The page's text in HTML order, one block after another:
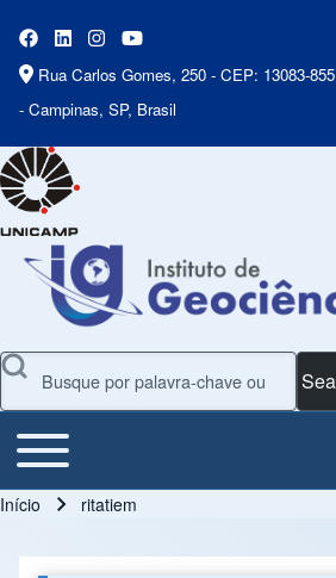
Rua Carlos Gomes, 250 - CEP: 13083-855
- Campinas, SP, Brasil
Search
Main Menu
Toggle main menu
Início ritatiem